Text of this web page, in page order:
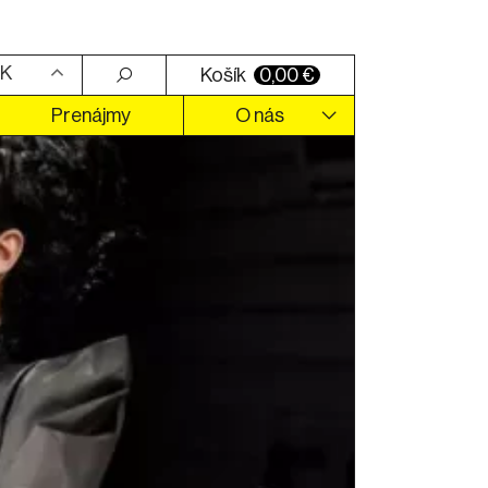
Košík 0,00 €
Prenájmy O nás